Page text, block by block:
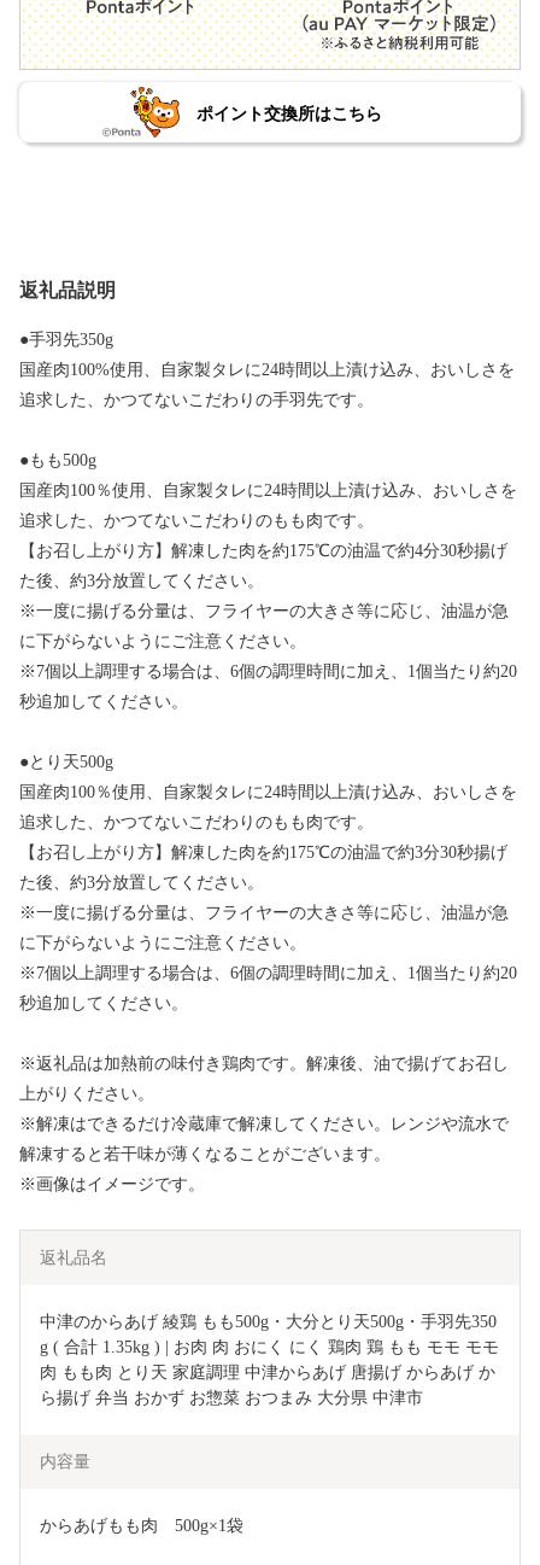
ポイント交換所はこちら
返礼品説明
●手羽先350g
国産肉100%使用、自家製タレに24時間以上漬け込み、おいしさを
追求した、かつてないこだわりの手羽先です。
●もも500g
国産肉100％使用、自家製タレに24時間以上漬け込み、おいしさを
追求した、かつてないこだわりのもも肉です。
【お召し上がり方】解凍した肉を約175℃の油温で約4分30秒揚げ
た後、約3分放置してください。
※一度に揚げる分量は、フライヤーの大きさ等に応じ、油温が急
に下がらないようにご注意ください。
※7個以上調理する場合は、6個の調理時間に加え、1個当たり約20
秒追加してください。
●とり天500g
国産肉100％使用、自家製タレに24時間以上漬け込み、おいしさを
追求した、かつてないこだわりのもも肉です。
【お召し上がり方】解凍した肉を約175℃の油温で約3分30秒揚げ
た後、約3分放置してください。
※一度に揚げる分量は、フライヤーの大きさ等に応じ、油温が急
に下がらないようにご注意ください。
※7個以上調理する場合は、6個の調理時間に加え、1個当たり約20
秒追加してください。
※返礼品は加熱前の味付き鶏肉です。解凍後、油で揚げてお召し
上がりください。
※解凍はできるだけ冷蔵庫で解凍してください。レンジや流水で
解凍すると若干味が薄くなることがございます。
※画像はイメージです。
返礼品名
中津のからあげ 綾鶏 もも500g・大分とり天500g・手羽先350
g ( 合計 1.35kg ) | お肉 肉 おにく にく 鶏肉 鶏 もも モモ モモ
肉 もも肉 とり天 家庭調理 中津からあげ 唐揚げ からあげ か
ら揚げ 弁当 おかず お惣菜 おつまみ 大分県 中津市
内容量
からあげもも肉　500g×1袋